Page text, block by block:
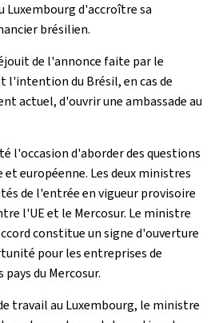
d'accroître sa
brésilien.
de l'annonce faite par le
l'intention du Brésil, en cas de
actuel, d'ouvrir une ambassade au
l'occasion d'aborder des questions
européenne. Les deux ministres
de l'entrée en vigueur provisoire
l'UE et le Mercosur. Le ministre
constitue un signe d'ouverture
pour les entreprises de
du Mercosur.
travail au Luxembourg, le ministre